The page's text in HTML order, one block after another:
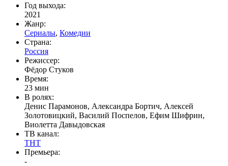
Год выхода:
2021
Жанр:
Сериалы, Комедии
Страна:
Россия
Режиссер:
Фёдор Стуков
Время:
23 мин
В ролях:
Денис Парамонов, Александра Бортич, Алексей
Золотовицкий, Василий Поспелов, Ефим Шифрин,
Виолетта Давыдовская
ТВ канал:
ТНТ
Премьера:
-